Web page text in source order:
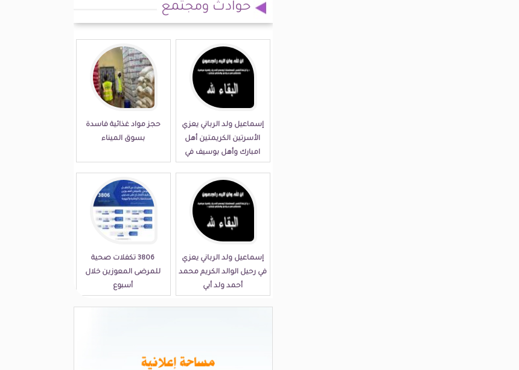
حوادث ومجتمع
إسماعيل ولد الرباني يعزي
الأسرتين الكريمتين أهل
امبارك وأهل بوسيف في
حجز مواد غذائية فاسدة
بسوق الميناء
إسماعيل ولد الرباني يعزي
في رحيل الوالد الكريم محمد
أحمد ولد أبي
3806 تكفلات صحية
للمرضى المعوزين خلال
أسبوع